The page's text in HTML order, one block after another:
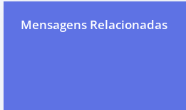
Mensagens Relacionadas